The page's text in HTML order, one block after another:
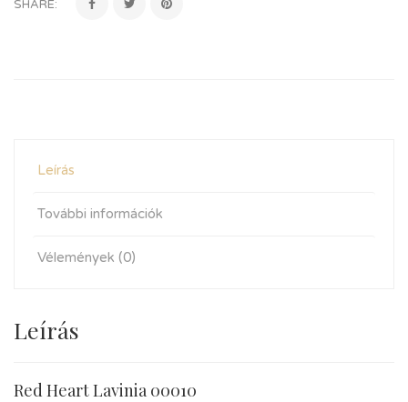
SHARE:
Leírás
További információk
Vélemények (0)
Leírás
Red Heart Lavinia 00010